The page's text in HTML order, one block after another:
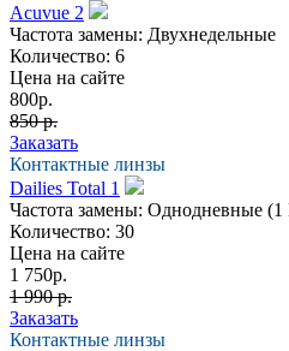
Acuvue 2
Частота замены: Двухнедельные
Количество: 6
Цена на сайте
800р.
850 р.
Заказать
Контактные линзы
Dailies Total 1
Частота замены: Однодневные (1
Количество: 30
Цена на сайте
1 750р.
1 990 р.
Заказать
Контактные линзы